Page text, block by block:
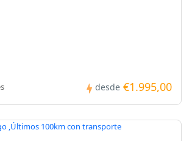
desde €1.995,00